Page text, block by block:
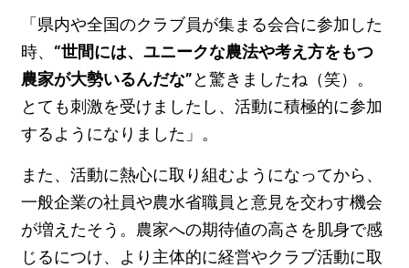
「県内や全国のクラブ員が集まる会合に参加した
時、 “世間には、ユニークな農法や考え方をもつ
農家が大勢いるんだな”と驚きましたね（笑）。
とても刺激を受けましたし、活動に積極的に参加
するようになりました」。
また、活動に熱心に取り組むようになってから、
一般企業の社員や農水省職員と意見を交わす機会
が増えたそう。農家への期待値の高さを肌身で感
じるにつけ、より主体的に経営やクラブ活動に取